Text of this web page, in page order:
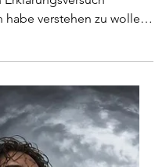
das ich nach dem
Erklärungsversuch
verstehen zu wollen.